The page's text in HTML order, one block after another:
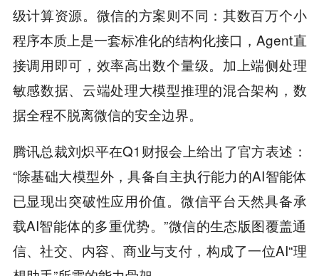
级计算资源。微信的方案则不同：其数百万个小
程序本质上是一套标准化的结构化接口，Agent直
接调用即可，效率高出数个量级。加上端侧处理
敏感数据、云端处理大模型推理的混合架构，数
据全程不脱离微信的安全边界。
腾讯总裁刘炽平在Q1财报会上给出了官方表述：
“除基础大模型外，具备自主执行能力的AI智能体
已显现出突破性应用价值。微信平台天然具备承
载AI智能体的多重优势。”微信的生态版图覆盖通
信、社交、内容、商业与支付，构成了一位AI“理